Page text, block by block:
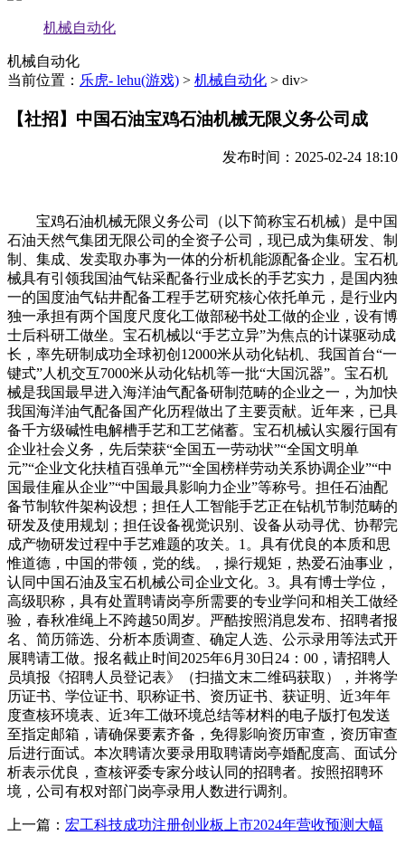
机械自动化
机械自动化
当前位置： 乐虎- lehu(游戏) > 机械自动化 > div>
【社招】中国石油宝鸡石油机械无限义务公司成
发布时间：2025-02-24 18:10
宝鸡石油机械无限义务公司（以下简称宝石机械）是中国
石油天然气集团无限公司的全资子公司，现已成为集研发、制
制、集成、发卖取办事为一体的分析机能源配备企业。宝石机
械具有引领我国油气钻采配备行业成长的手艺实力，是国内独
一的国度油气钻井配备工程手艺研究核心依托单元，是行业内
独一承担有两个国度尺度化工做部秘书处工做的企业，设有博
士后科研工做坐。宝石机械以“手艺立异”为焦点的计谋驱动成
长，率先研制成功全球初创12000米从动化钻机、我国首台“一
键式”人机交互7000米从动化钻机等一批“大国沉器”。宝石机
械是我国最早进入海洋油气配备研制范畴的企业之一，为加快
我国海洋油气配备国产化历程做出了主要贡献。近年来，已具
备千方级碱性电解槽手艺和工艺储蓄。宝石机械认实履行国有
企业社会义务，先后荣获“全国五一劳动状”“全国文明单
元”“企业文化扶植百强单元”“全国榜样劳动关系协调企业”“中
国最佳雇从企业”“中国最具影响力企业”等称号。担任石油配
备节制软件架构设想；担任人工智能手艺正在钻机节制范畴的
研发及使用规划；担任设备视觉识别、设备从动寻优、协帮完
成产物研发过程中手艺难题的攻关。1。具有优良的本质和思
惟道德，中国的带领，党的线。，操行规矩，热爱石油事业，
认同中国石油及宝石机械公司企业文化。3。具有博士学位，
高级职称，具有处置聘请岗亭所需要的专业学问和相关工做经
验，春秋准绳上不跨越50周岁。严酷按照消息发布、招聘者报
名、简历筛选、分析本质调查、确定人选、公示录用等法式开
展聘请工做。报名截止时间2025年6月30日24：00，请招聘人
员填报《招聘人员登记表》（扫描文末二维码获取），并将学
历证书、学位证书、职称证书、资历证书、获证明、近3年年
度查核环境表、近3年工做环境总结等材料的电子版打包发送
至指定邮箱，请确保要素齐备，免得影响资历审查，资历审查
后进行面试。本次聘请次要录用取聘请岗亭婚配度高、面试分
析表示优良，查核评委专家分歧认同的招聘者。按照招聘环
境，公司有权对部门岗亭录用人数进行调剂。
上一篇： 宏工科技成功注册创业板上市2024年营收预测大幅